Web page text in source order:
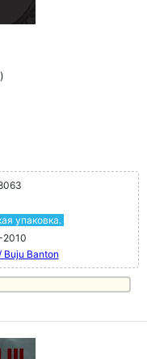
упаковка.
Buju Banton